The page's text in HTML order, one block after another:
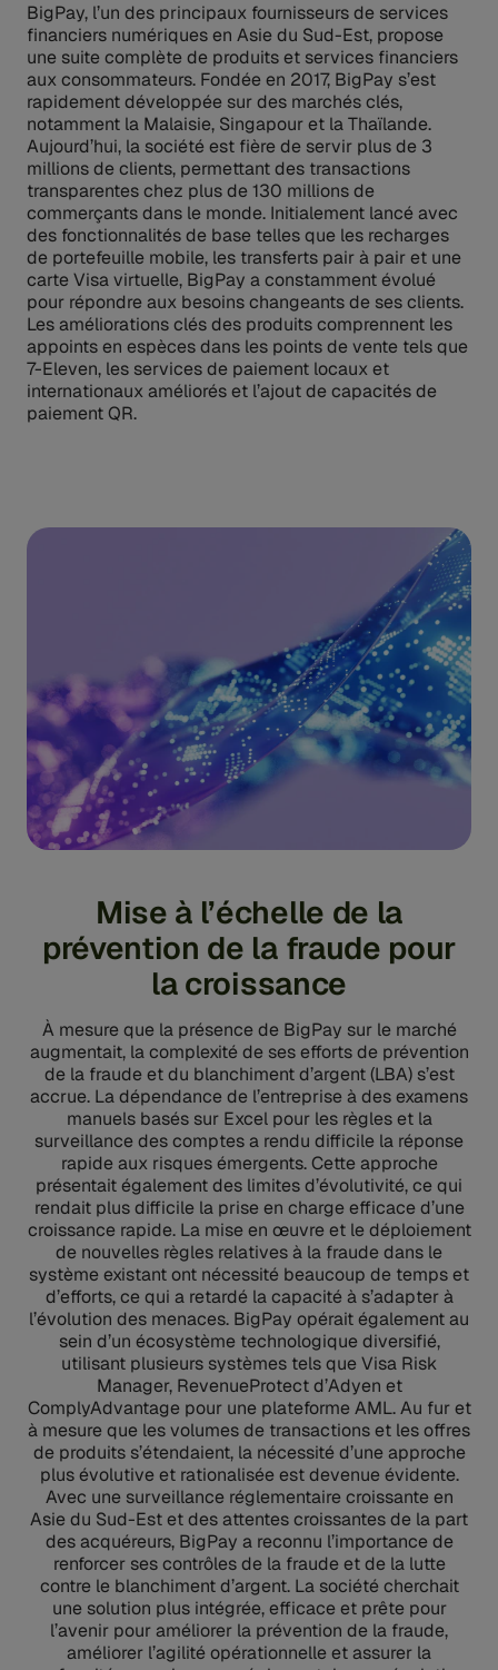
BigPay, l’un des principaux fournisseurs de services
financiers numériques en Asie du Sud-Est, propose
une suite complète de produits et services financiers
aux consommateurs. Fondée en 2017, BigPay s’est
rapidement développée sur des marchés clés,
notamment la Malaisie, Singapour et la Thaïlande.
Aujourd’hui, la société est fière de servir plus de 3
millions de clients, permettant des transactions
transparentes chez plus de 130 millions de
commerçants dans le monde. Initialement lancé avec
des fonctionnalités de base telles que les recharges
de portefeuille mobile, les transferts pair à pair et une
carte Visa virtuelle, BigPay a constamment évolué
pour répondre aux besoins changeants de ses clients.
Les améliorations clés des produits comprennent les
appoints en espèces dans les points de vente tels que
7-Eleven, les services de paiement locaux et
internationaux améliorés et l’ajout de capacités de
paiement QR.
Mise à l’échelle de la
prévention de la fraude pour
la croissance
À mesure que la présence de BigPay sur le marché
augmentait, la complexité de ses efforts de prévention
de la fraude et du blanchiment d’argent (LBA) s’est
accrue. La dépendance de l’entreprise à des examens
manuels basés sur Excel pour les règles et la
surveillance des comptes a rendu difficile la réponse
rapide aux risques émergents. Cette approche
présentait également des limites d’évolutivité, ce qui
rendait plus difficile la prise en charge efficace d’une
croissance rapide. La mise en œuvre et le déploiement
de nouvelles règles relatives à la fraude dans le
système existant ont nécessité beaucoup de temps et
d’efforts, ce qui a retardé la capacité à s’adapter à
l’évolution des menaces. BigPay opérait également au
sein d’un écosystème technologique diversifié,
utilisant plusieurs systèmes tels que Visa Risk
Manager, RevenueProtect d’Adyen et
ComplyAdvantage pour une plateforme AML. Au fur et
à mesure que les volumes de transactions et les offres
de produits s’étendaient, la nécessité d’une approche
plus évolutive et rationalisée est devenue évidente.
Avec une surveillance réglementaire croissante en
Asie du Sud-Est et des attentes croissantes de la part
des acquéreurs, BigPay a reconnu l’importance de
renforcer ses contrôles de la fraude et de la lutte
contre le blanchiment d’argent. La société cherchait
une solution plus intégrée, efficace et prête pour
l’avenir pour améliorer la prévention de la fraude,
améliorer l’agilité opérationnelle et assurer la